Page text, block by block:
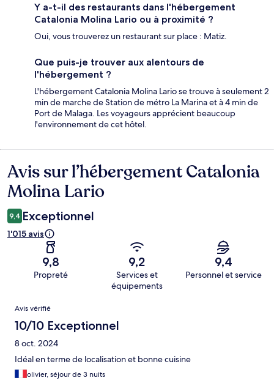
Y a-t-il des restaurants dans l'hébergement
Catalonia Molina Lario ou à proximité ?
Oui, vous trouverez un restaurant sur place : Matiz.
Que puis-je trouver aux alentours de
l'hébergement ?
L'hébergement Catalonia Molina Lario se trouve à seulement 2
min de marche de Station de métro La Marina et à 4 min de
Port de Malaga. Les voyageurs apprécient beaucoup
l'environnement de cet hôtel.
Avis
Avis sur l’hébergement Catalonia
Molina Lario
9,4 Exceptionnel
1'015 avis
9,8
Propreté
9,2
Services et
équipements
9,4
Personnel et service
Avis
Avis vérifié
10/10 Exceptionnel
8 oct. 2024
Idéal en terme de localisation et bonne cuisine
olivier, séjour de 3 nuits